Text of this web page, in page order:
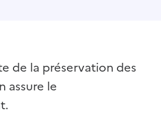
de la préservation des
assure le